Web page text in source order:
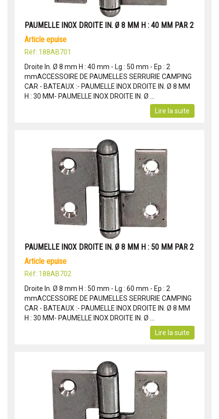
PAUMELLE INOX DROITE IN. Ø 8 MM H : 40 MM PAR 2
article epuise
Réf: 188AB701
Droite In. Ø 8 mm H : 40 mm - Lg : 50 mm - Ep : 2
mmACCESSOIRE DE PAUMELLES SERRURIE CAMPING
CAR - BATEAUX :- PAUMELLE INOX DROITE IN. Ø 8 MM
H : 30 MM- PAUMELLE INOX DROITE IN. Ø ...
Lire la suite
PAUMELLE INOX DROITE IN. Ø 8 MM H : 50 MM PAR 2
article epuise
Réf: 188AB702
Droite In. Ø 8 mm H : 50 mm - Lg : 60 mm - Ep : 2
mmACCESSOIRE DE PAUMELLES SERRURIE CAMPING
CAR - BATEAUX :- PAUMELLE INOX DROITE IN. Ø 8 MM
H : 30 MM- PAUMELLE INOX DROITE IN. Ø ...
Lire la suite